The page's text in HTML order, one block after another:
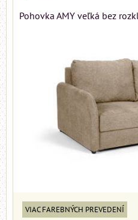
Pohovka AMY veľká bez
VIAC FAREBNÝCH PREVEDENÍ